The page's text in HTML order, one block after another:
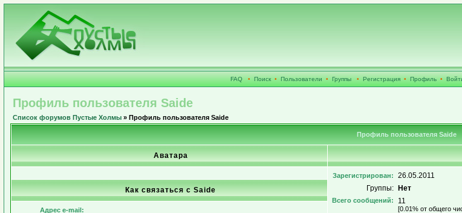
FAQ • Поиск • Пользователи • Группы • Регистрация • Профиль •
Профиль пользователя Saide
Список форумов Пустые Холмы » Профиль пользователя Saide
Профиль пользователя Saide
Аватара
Зарегистрирован:
26.05.2011
Группы:
Нет
Всего сообщений: 11
[0.01% от общего
Как связаться с Saide
Адрес e-mail: